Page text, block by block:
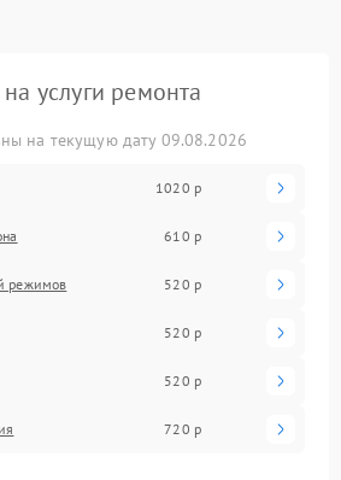
услуги ремонта
на текущую дату 09.08.2026
1020 р
610 р
режимов 520 р
520 р
520 р
720 р